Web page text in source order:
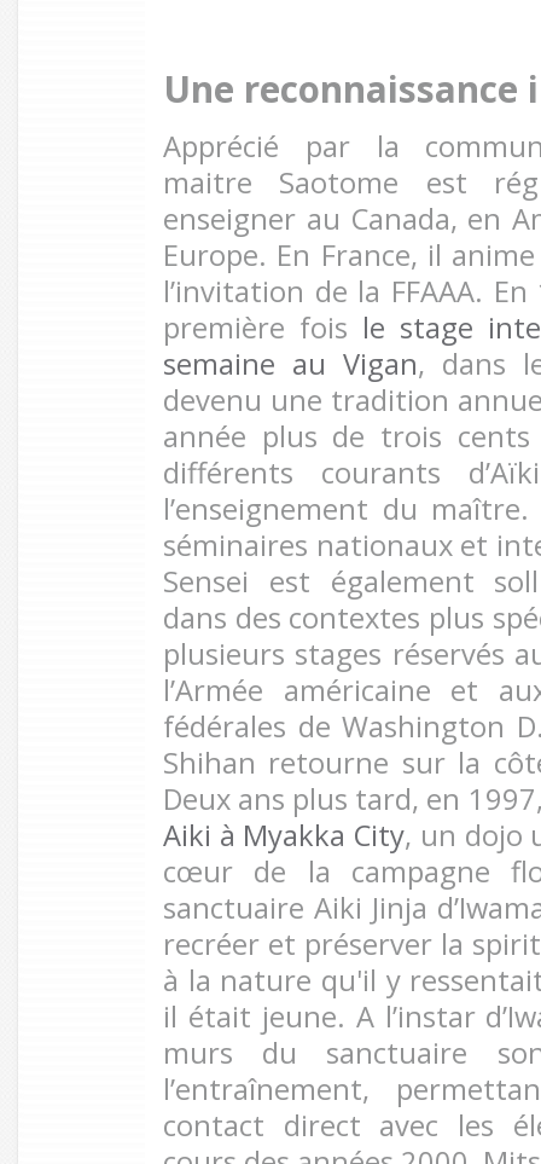
Une
Apprécié par la
maitre Saotome est
enseigner au Canada, en
Europe. En France, il
l’invitation de la FFAAA.
première fois le stage
semaine au Vigan, dans
devenu une tradition
année plus de trois
différents courants
l’enseignement du
séminaires nationaux et
Sensei est également
dans des contextes plus
plusieurs stages réservés
l’Armée américaine et
fédérales de Washington
Shihan retourne sur la
Deux ans plus tard, en
Aiki à Myakka City, un dojo
cœur de la campagne
sanctuaire Aiki Jinja
recréer et préserver la
à la nature qu'il y
il était jeune. A l’instar
murs du sanctuaire
l’entraînement,
contact direct avec les